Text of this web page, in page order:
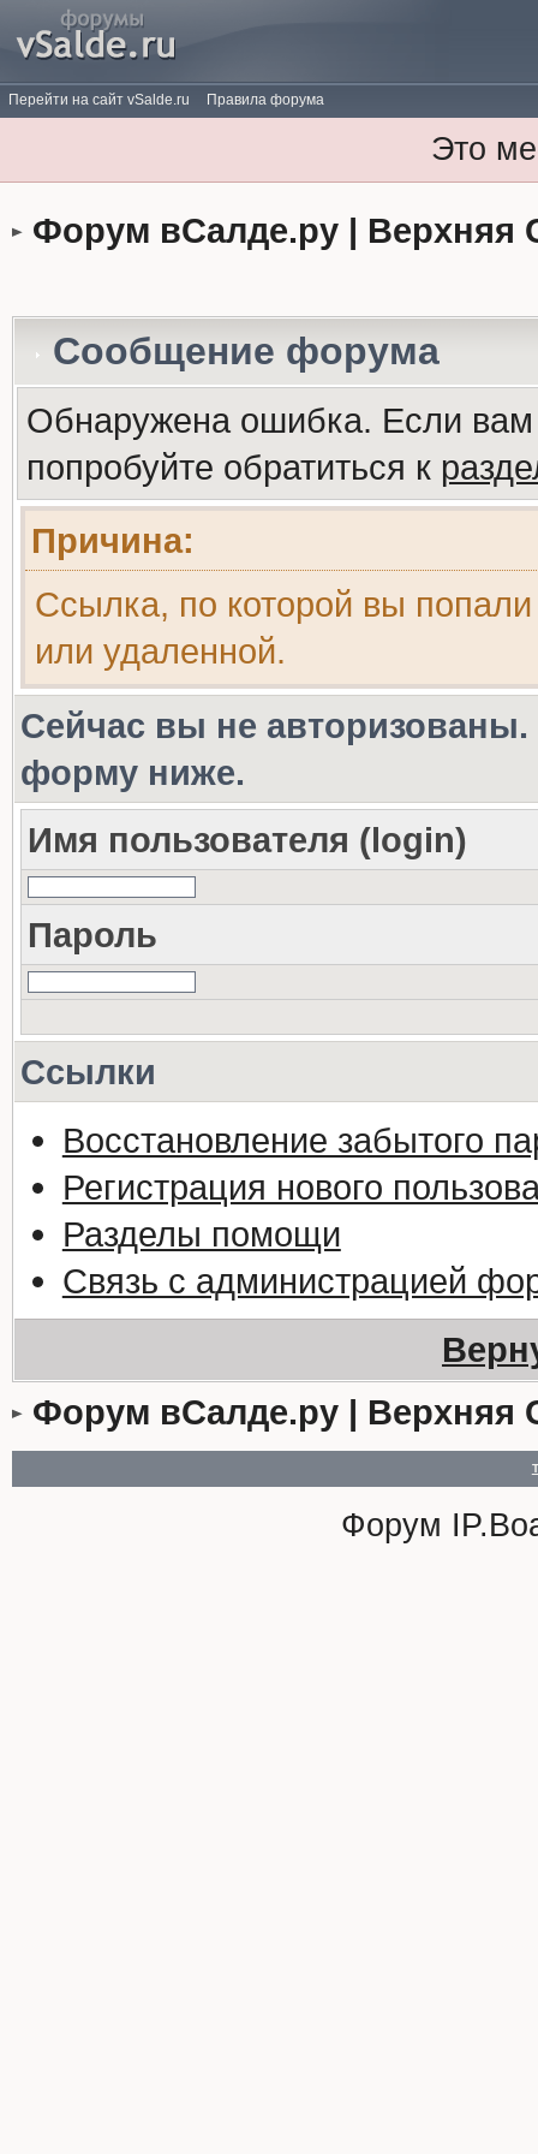
Перейти на сайт vSalde.ru Правила форума
Это
Форум вСалде.ру | Верхняя
Сообщение форума
Обнаружена ошибка. Если
попробуйте обратиться к
Причина:
Ссылка, по которой вы
или удаленной.
Сейчас вы не авторизованы.
форму ниже.
Имя пользователя (login)
Пароль
Ссылки
Восстановление забытого
Регистрация нового
Разделы помощи
Связь с администрацией
Форум вСалде.ру | Верхняя
Форум